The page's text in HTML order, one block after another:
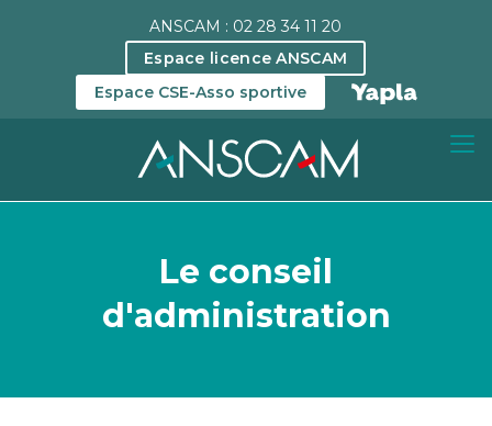
ANSCAM : 02 28 34 11 20
Espace licence ANSCAM
Espace CSE-Asso sportive
Le conseil
d'administration